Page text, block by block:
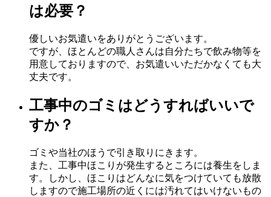
は必要？
優しいお気遣いをありがとうございます。
ですが、ほとんどの職人さんは自分たちで飲み物等を
用意しておりますので、お気遣いいただかなくても大
丈夫です。
工事中のゴミはどうすればいいで
すか？
ゴミや当社のほうで引き取りにきます。
また、工事中ほこりが発生するところには養生をしま
す。しかし、ほこりはどんなに気をつけていても放散
しますので施工場所の近くには汚れてはいけないもの